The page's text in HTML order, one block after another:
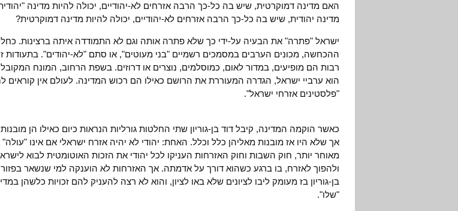
האם מדינה דמוקרטית, שיש בה כל-כך הרבה אזרחים לא-יהודיים, יכולה להיות מדינה
מדינה יהודית, שיש בה כל-כך הרבה אזרחים לא-יהודיים, יכולה להיות מדינה דמוקרטית?
ישראל "פתרה" את הבעיה על-ידי כך שלא פתרה אותה וגם לא התמודדה איתה ברצינות.
ההכחשה, מכונים הערבים במסמכים רשמיים "בני מעוטים", או סתם "לא-יהודים". בתעודות
רבות הם מופיעים, במדור לאום, כמוסלמים, נוצרים או דרוזים. בשפת הרחוב, המונח המקובל
הוא ערביי ישראל, הגדרה המעוררת את הרושם כאילו הם רכוש המדינה. לעולם אין קוראים
"פלסטינים אזרחי ישראל".
כאשר הוקמה המדינה, קיבל דוד בן-גוריון שתי החלטות גורליות הנראות כיום כאילו הן
אך שלא היו אז מובנות מאליהן כלל וכלל. האחת: יהודי לא יהיה אזרח ישראלי אם אינו "עולה"
מאוחר יותר, חוק השבות וחוק האזרחות העניקו לכל יהודי את הזכות האוטומטית לבוא
ולהפוך לאזרח, בו ברגע כשהוא דורך על אדמתה. אך האזרחות לא הוענקה למי שנשאר
בן-גוריון בז מעומק ליבו לציונים שלא באו לציון, והוא לא רצה להעניק להם זכויות כלשהן
"שלו".